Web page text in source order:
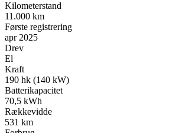
Kilometerstand
11.000 km
Første registrering
apr 2025
Drev
El
Kraft
190 hk (140 kW)
Batterikapacitet
70,5 kWh
Rækkevidde
531 km